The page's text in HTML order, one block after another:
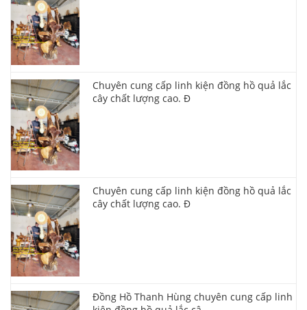
Chuyên cung cấp linh kiện đồng hồ quả lắc
cây chất lượng cao. Đ
Chuyên cung cấp linh kiện đồng hồ quả lắc
cây chất lượng cao. Đ
Đồng Hồ Thanh Hùng chuyên cung cấp linh